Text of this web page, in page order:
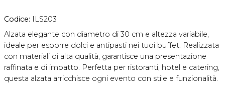
Codice: ILS203
Alzata elegante con diametro di 30 cm e altezza variabile,
ideale per esporre dolci e antipasti nei tuoi buffet. Realizzata
con materiali di alta qualità, garantisce una presentazione
raffinata e di impatto. Perfetta per ristoranti, hotel e catering,
questa alzata arricchisce ogni evento con stile e funzionalità.